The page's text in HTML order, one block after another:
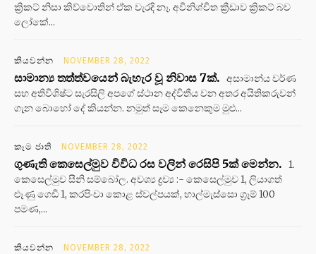
ක්‍රිකට් නිසා කිව්වොතින් ඒක වැරදි නෑ. අවිනිශ්චිත ක්‍රීඩාව ක්‍රිකට් බව
ලෝකේ...
කියවන්න NOVEMBER 28, 2022
සාමාන්‍ය තත්ත්වයෙන් බැහැර වූ නිවාස 7ක්. අසාමාන්ය වර්ණ
සහ අතිවිශිෂ්ට සැරසිලි අපගේ ස්ථාන අද්විතීය වන අතර අයිතිකරුවන්
ගැන බොහෝ දේ කියන්න. නමුත් සෑම කෙනෙකුම මුළු...
කෑම ජාති NOVEMBER 28, 2022
ගුණැති කෙසෙල්මුව විවිධ රස වලින් රෙසිපි 5ක් මෙන්න. 1.
කෙසෙල්මුව සීනි සම්බෝල. අවශ්‍ය ද්‍රව්‍ය :- කෙසෙල්මුව 1, ලියාගත්
ළූණු ගෙඩි 1, කරපිංචා කොළ ස්වල්පයක්, හාල්මැස්සො ග්‍රෑම් 100
පමණ,...
කියවන්න NOVEMBER 28, 2022